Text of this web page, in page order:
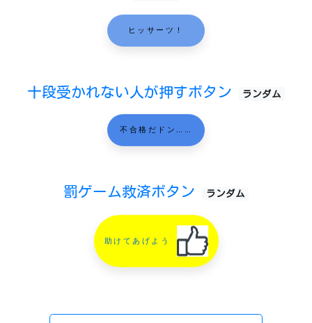
ヒッサーツ！
十段受かれない人が押すボタン ランダム
不合格だドン……
罰ゲーム救済ボタン ランダム
助けてあげよう